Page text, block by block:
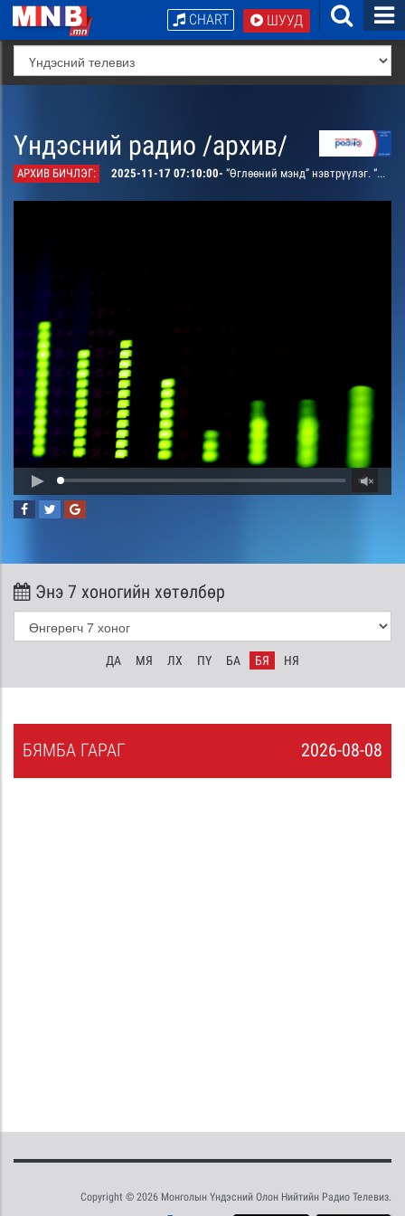
ШУУД
CHART
Үндэсний радио /архив/
АРХИВ БИЧЛЭГ: 2025-11-17 07:10:00- “Өглөөний мэнд” нэвтрүүлэг. “Чамд дуулгах сонин”: Үйл явдлын мэдээ мэдээлэл. “Төлөвлөх нь цаг хугацаа хэмнэдэг”: ЕБС-ийн ахлах ангийн сурагчидтай ярилцана. “Өөртөө эзэн байя”: Бага, дунд ангийнхны санаа бодлыг хуваалцана. “Өглөөний мэнд”-ийн зөвлөгөө: Гэр бүлийнхэндээ тусладаг байхыг сануулна.
Энэ 7 хоногийн хөтөлбөр
ДА МЯ ЛХ ПҮ БА БЯ НЯ
2026-08-08
БЯМБА ГАРАГ
Copyright © 2026 Монголын Үндэсний Олон Нийтийн Радио Телевиз.